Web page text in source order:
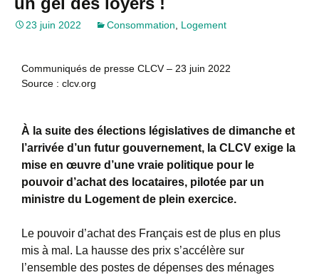
23 juin 2022 Consommation, Logement
Communiqués de presse CLCV – 23 juin 2022
Source : clcv.org
À la suite des élections législatives de dimanche et
l’arrivée d’un futur gouvernement, la CLCV exige la
mise en œuvre d’une vraie politique pour le
pouvoir d’achat des locataires, pilotée par un
ministre du Logement de plein exercice.
Le pouvoir d’achat des Français est de plus en plus
mis à mal. La hausse des prix s’accélère sur
l’ensemble des postes de dépenses des ménages